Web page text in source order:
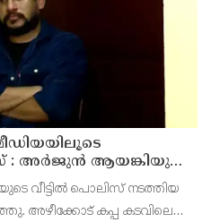
: അർജുൻ ആയങ്കിയുടെ
പിടിച്ചെടുത്ത്‌ പോലീസ്
വീട്ടിൽ പൊലിസ് നടത്തിയ
അഴീക്കോട് കപ്പ കടവിലെ